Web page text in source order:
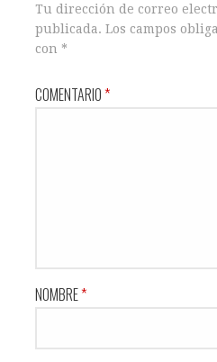
Tu dirección de correo
publicada. Los campos
con *
COMENTARIO*
NOMBRE*